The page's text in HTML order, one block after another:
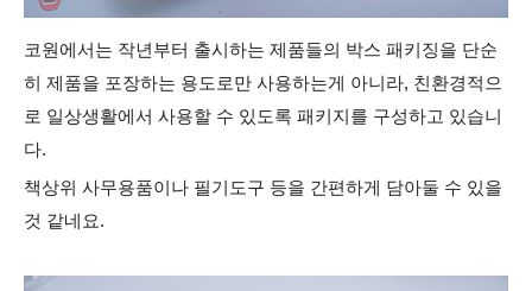
코원에서는 작년부터 출시하는 제품들의 박스 패키징을 단순
히 제품을 포장하는 용도로만 사용하는게 아니라, 친환경적으
로 일상생활에서 사용할 수 있도록 패키지를 구성하고 있습니
다.
책상위 사무용품이나 필기도구 등을 간편하게 담아둘 수 있을
것 같네요.